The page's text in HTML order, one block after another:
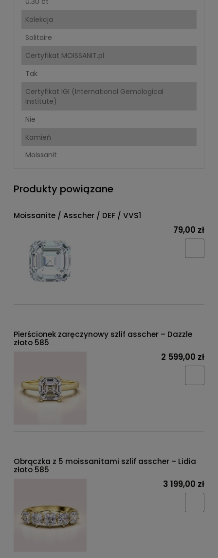
Kolekcja
Solitaire
Certyfikat MOISSANIT.pl
Tak
Certyfikat IGI (International Gemological
Institute)
Nie
Kamień
Moissanit
Produkty powiązane
Moissanite / Asscher / DEF / VVS1
79,00 zł
Pierścionek zaręczynowy szlif asscher – Dazzle
złoto 585
2 599,00 zł
Obrączka z 5 moissanitami szlif asscher – Lidia
złoto 585
3 199,00 zł